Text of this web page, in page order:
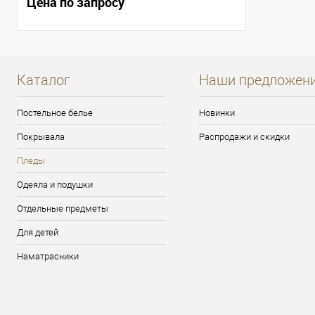
Каталог
Постельное белье
Покрывала
Пледы
Одеяла и подушки
Отдельные предметы
Для детей
Наматрасники
Наши
Новинки
Распродажи и скидки